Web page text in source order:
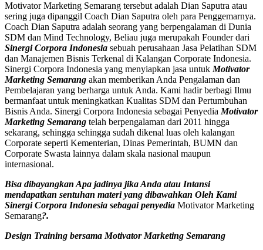
Motivator Marketing Semarang tersebut adalah Dian Saputra atau
sering juga dipanggil Coach Dian Saputra oleh para Penggemarnya.
Coach Dian Saputra adalah seorang yang berpengalaman di Dunia
SDM dan Mind Technology, Beliau juga merupakah Founder dari
Sinergi Corpora Indonesia sebuah perusahaan Jasa Pelatihan SDM
dan Manajemen Bisnis Terkenal di Kalangan Corporate Indonesia.
Sinergi Corpora Indonesia yang menyiapkan jasa untuk Motivator
Marketing Semarang akan memberikan Anda Pengalaman dan
Pembelajaran yang berharga untuk Anda. Kami hadir berbagi Ilmu
bermanfaat untuk meningkatkan Kualitas SDM dan Pertumbuhan
Bisnis Anda. Sinergi Corpora Indonesia sebagai Penyedia Motivator
Marketing Semarang telah berpengalaman dari 2011 hingga
sekarang, sehingga sehingga sudah dikenal luas oleh kalangan
Corporate seperti Kementerian, Dinas Pemerintah, BUMN dan
Corporate Swasta lainnya dalam skala nasional maupun
internasional.
Bisa dibayangkan Apa jadinya jika Anda atau Intansi
mendapatkan sentuhan materi yang dibawahkan Oleh Kami
Sinergi Corpora Indonesia sebagai penyedia Motivator Marketing
Semarang?.
Design Training bersama Motivator Marketing Semarang